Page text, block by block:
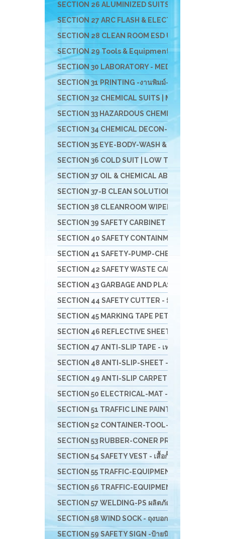
SECTION 26 ALUMINIZED SUITS - ชุดป้องกันควา
SECTION 27 ARC FLASH & ELECTRICAL PPE
SECTION 28 CLEAN ROOM ESD UNIFROM &
SECTION 29 Tools & Equipment For
SECTION 30 LABORATORY - MEDICAL -
SECTION 31 PRINTING -งานพิมม์-สกรีน-ผ้า-ภาพ
SECTION 32 CHEMICAL SUITS | MEDICAL-
SECTION 33 HAZARDOUS CHEMICAL SUITS
SECTION 34 CHEMICAL DECON-ชุดชำระสารเคมี
SECTION 35 EYE-BODY-WASH & DRAIN &
SECTION 36 COLD SUIT | LOW TEMP |
SECTION 37 OIL & CHEMICAL ABSORBENT - วั
SECTION 37-B CLEAN SOLUTION-น้ำยาล้างทำคว
SECTION 38 CLEANROOM WIPER - วัสดุเช็ดไวเปอร์
SECTION 39 SAFETY CARBINET - ตู้เก็บสารเคมีแล
SECTION 40 SAFETY CONTAINMENT - ถาดรอง -
SECTION 41 SAFETY-PUMP-CHEMICAL - ปั๊มมือ
SECTION 42 SAFETY WASTE CAN - ถังขยะ-ที่เขี่
SECTION 43 GARBAGE AND PLASTIC - ถังพลาสติ
SECTION 44 SAFETY CUTTER - มีดคัทเตอร์นิรภัย
SECTION 45 MARKING TAPE PET/PVC- เทปตีเส้น -
SECTION 46 REFLECTIVE SHEETING & TAPE
SECTION 47 ANTI-SLIP TAPE - เทปป้องกันการลื่น
SECTION 48 ANTI-SLIP-SHEET - แผ่นกันลื่น สินค้า
SECTION 49 ANTI-SLIP CARPET & RUBBER
SECTION 50 ELECTRICAL-MAT - แผ่นพื้นยางกันไ
SECTION 51 TRAFFIC LINE PAINTING -งานทาสี ตี
SECTION 52 CONTAINER-TOOL-CUSTO-รถเข็น-
SECTION 53 RUBBER-CONER PROTECTORS - ย
SECTION 54 SAFETY VEST - เสื้อกั๊กจราจร
SECTION 55 TRAFFIC-EQUIPMENT - อุปกรณ์งานจ
SECTION 56 TRAFFIC-EQUIPMENT
SECTION 57 WELDING-PS ผลิตภัณฑ์
SECTION 58 WIND SOCK - ถุงบอกทิศทางลม
SECTION 59 SAFETY SIGN -ป้ายนิรภัย-เครื่องพิมม์